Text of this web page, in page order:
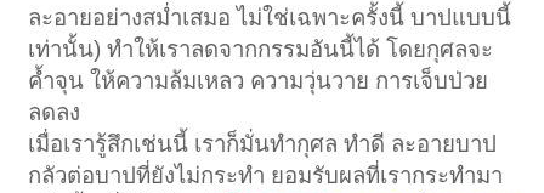
ละอายอย่างสม่ำเสมอ ไม่ใช่เฉพาะครั้งนี้ บาปแบบนี้
เท่านั้น) ทำให้เราลดจากกรรมอันนี้ได้ โดยกุศลจะ
ค้ำจุน ให้ความล้มเหลว ความวุ่นวาย การเจ็บป่วย
ลดลง
เมื่อเรารู้สึกเช่นนี้ เราก็มั่นทำกุศล ทำดี ละอายบาป
กลัวต่อบาปที่ยังไม่กระทำ ยอมรับผลที่เรากระทำมา